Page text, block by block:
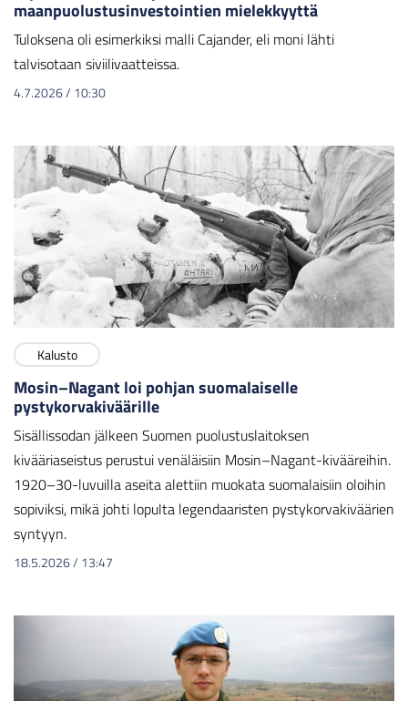
maanpuolustusinvestointien mielekkyyttä
Tuloksena oli esimerkiksi malli Cajander, eli moni lähti
talvisotaan siviilivaatteissa.
4.7.2026/ 10:30
Kalusto
Mosin–Nagant loi pohjan suomalaiselle
pystykorvakiväärille
Sisällissodan jälkeen Suomen puolustuslaitoksen
kivääriaseistus perustui venäläisiin Mosin–Nagant-kivääreihin.
1920–30-luvuilla aseita alettiin muokata suomalaisiin oloihin
sopiviksi, mikä johti lopulta legendaaristen pystykorvakiväärien
syntyyn.
18.5.2026/ 13:47